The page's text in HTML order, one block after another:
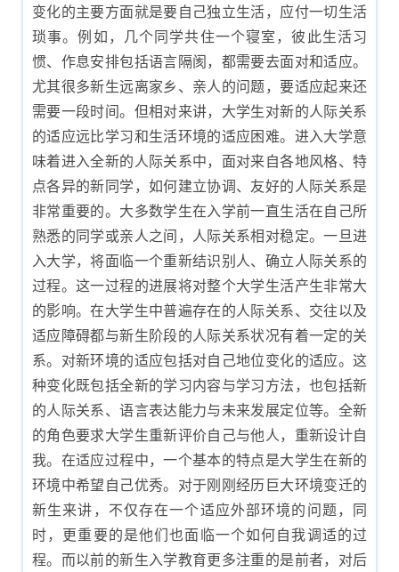
变化的主要方面就是要自己独立生活，应付一切生活
琐事。例如，几个同学共住一个寝室，彼此生活习
惯、作息安排包括语言隔阂，都需要去面对和适应。
尤其很多新生远离家乡、亲人的问题，要适应起来还
需要一段时间。但相对来讲，大学生对新的人际关系
的适应远比学习和生活环境的适应困难。进入大学意
味着进入全新的人际关系中，面对来自各地风格、特
点各异的新同学，如何建立协调、友好的人际关系是
非常重要的。大多数学生在入学前一直生活在自己所
熟悉的同学或亲人之间，人际关系相对稳定。一旦进
入大学，将面临一个重新结识别人、确立人际关系的
过程。这一过程的进展将对整个大学生活产生非常大
的影响。在大学生中普遍存在的人际关系、交往以及
适应障碍都与新生阶段的人际关系状况有着一定的关
系。对新环境的适应包括对自己地位变化的适应。这
种变化既包括全新的学习内容与学习方法，也包括新
的人际关系、语言表达能力与未来发展定位等。全新
的角色要求大学生重新评价自己与他人，重新设计自
我。在适应过程中，一个基本的特点是大学生在新的
环境中希望自己优秀。对于刚刚经历巨大环境变迁的
新生来讲，不仅存在一个适应外部环境的问题，同
时，更重要的是他们也面临一个如何自我调适的过
程。而以前的新生入学教育更多注重的是前者，对后